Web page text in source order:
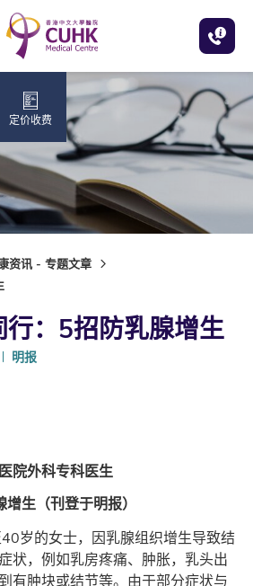
定价收费
资讯 - 专题文章
行：5招防乳腺增生
明报
院外科专科医生
生（刊登于明报）
岁的女士，因乳腺组织增生导致结
状，例如乳房疼痛、肿胀，乳头出
有肿块或结节等。由于部分症状与